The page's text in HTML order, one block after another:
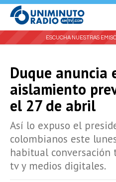
ESCUCHA NUESTRAS
Duque anuncia
aislamiento
el 27 de abril
Así lo expuso el
colombianos este
habitual
tv y medios digitales.